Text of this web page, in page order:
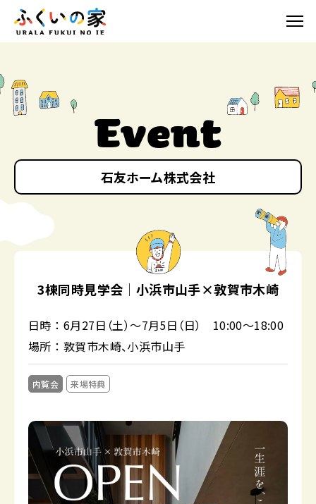
Event
石友ホーム株式会社
3棟同時見学会│小浜市山手×敦賀市木崎
日時
6月27日（土）～7月5日（日） 10:00～18:00
場所
敦賀市木崎、小浜市山手
内覧会 来場特典